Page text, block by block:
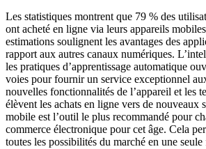
Les statistiques montrent que 79 % des
ont acheté en ligne via leurs appareils
estimations soulignent les avantages des
rapport aux autres canaux numériques.
les pratiques d’apprentissage automatique
voies pour fournir un service exceptionnel
nouvelles fonctionnalités de l’appareil et les
élèvent les achats en ligne vers de nouveaux
mobile est l’outil le plus recommandé pour
commerce électronique pour cet âge. Cela
toutes les possibilités du marché en une seule